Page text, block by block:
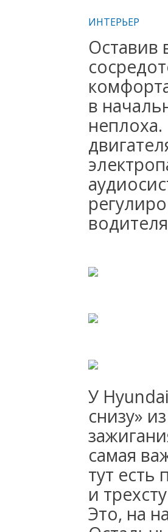
ИНТЕРЬЕР
Оставив
в
У
снизу»
самая
тут
и
Это, на